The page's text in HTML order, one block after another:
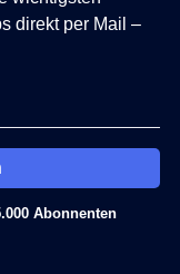
direkt per Mail –
Abonnenten